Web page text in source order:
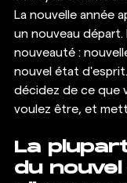
La nouvelle année
un nouveau
nouveauté :
nouvel état
décidez de ce que
voulez être, et
La
du